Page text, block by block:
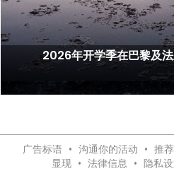
2026年开学季在巴黎及
广告标语 • 沟通你的活动 • 推
显现 • 法律信息 • 隐私